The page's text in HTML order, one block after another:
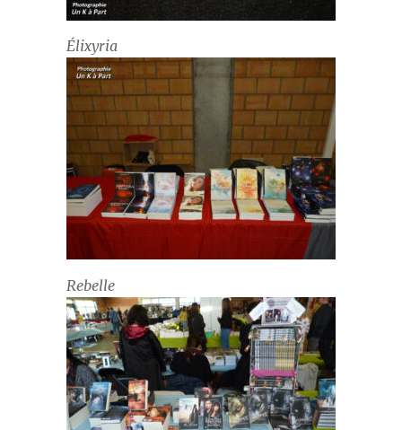
Élixyria
Rebelle